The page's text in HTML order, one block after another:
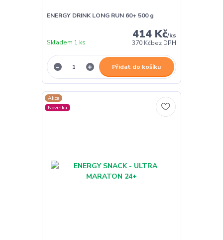
ENERGY DRINK LONG RUN 60+ 500 g
414 Kč/ks
370 Kčbez DPH
Skladem 1 ks
Přidat do košíku
Akce
Novinka